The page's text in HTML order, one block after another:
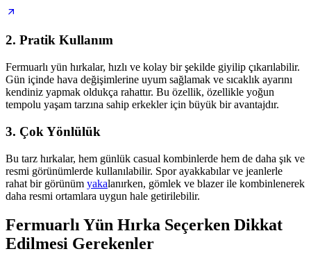
2. Pratik Kullanım
Fermuarlı yün hırkalar, hızlı ve kolay bir şekilde giyilip çıkarılabilir.
Gün içinde hava değişimlerine uyum sağlamak ve sıcaklık ayarını
kendiniz yapmak oldukça rahattır. Bu özellik, özellikle yoğun
tempolu yaşam tarzına sahip erkekler için büyük bir avantajdır.
3. Çok Yönlülük
Bu tarz hırkalar, hem günlük casual kombinlerde hem de daha şık ve
resmi görünümlerde kullanılabilir. Spor ayakkabılar ve jeanlerle
rahat bir görünüm yakalanırken, gömlek ve blazer ile kombinlenerek
daha resmi ortamlara uygun hale getirilebilir.
Fermuarlı Yün Hırka Seçerken Dikkat
Edilmesi Gerekenler